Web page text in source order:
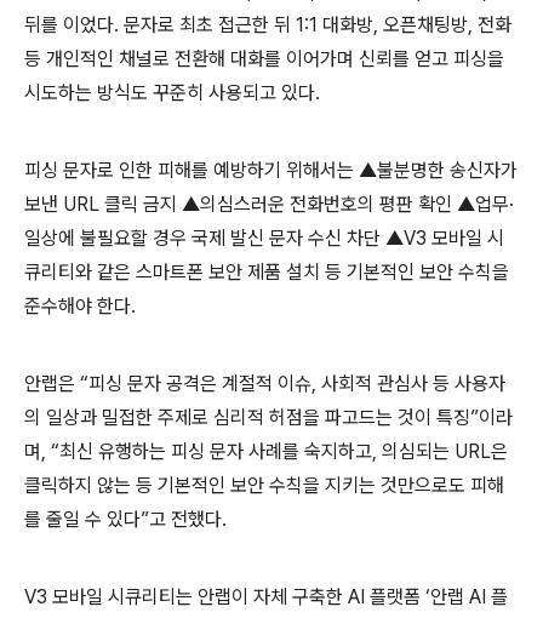
뒤를 이었다. 문자로 최초 접근한 뒤 1:1 대화방, 오픈채팅방, 전화
등 개인적인 채널로 전환해 대화를 이어가며 신뢰를 얻고 피싱을
시도하는 방식도 꾸준히 사용되고 있다.
피싱 문자로 인한 피해를 예방하기 위해서는 ▲불분명한 송신자가
보낸 URL 클릭 금지 ▲의심스러운 전화번호의 평판 확인 ▲업무·
일상에 불필요할 경우 국제 발신 문자 수신 차단 ▲V3 모바일 시
큐리티와 같은 스마트폰 보안 제품 설치 등 기본적인 보안 수칙을
준수해야 한다.
안랩은 “피싱 문자 공격은 계절적 이슈, 사회적 관심사 등 사용자
의 일상과 밀접한 주제로 심리적 허점을 파고드는 것이 특징”이라
며 , “최신 유행하는 피싱 문자 사례를 숙지하고, 의심되는 URL은
클릭하지 않는 등 기본적인 보안 수칙을 지키는 것만으로도 피해
를 줄일 수 있다”고 전했다.
V3 모바일 시큐리티는 안랩이 자체 구축한 AI 플랫폼 ‘안랩 AI 플